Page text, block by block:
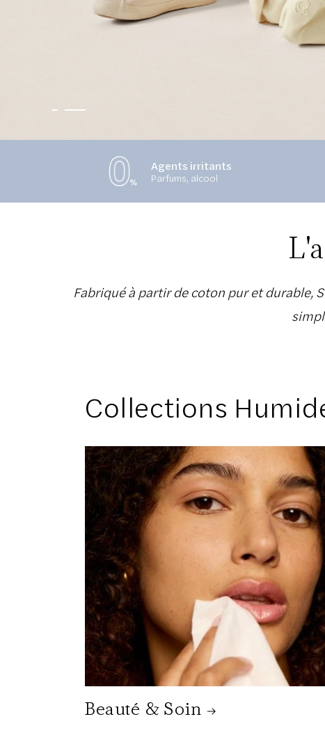
Agents irritants
Parfums, alcool
Fabriqué à partir de coton pur et durable,
Collections
Beauté & Soin